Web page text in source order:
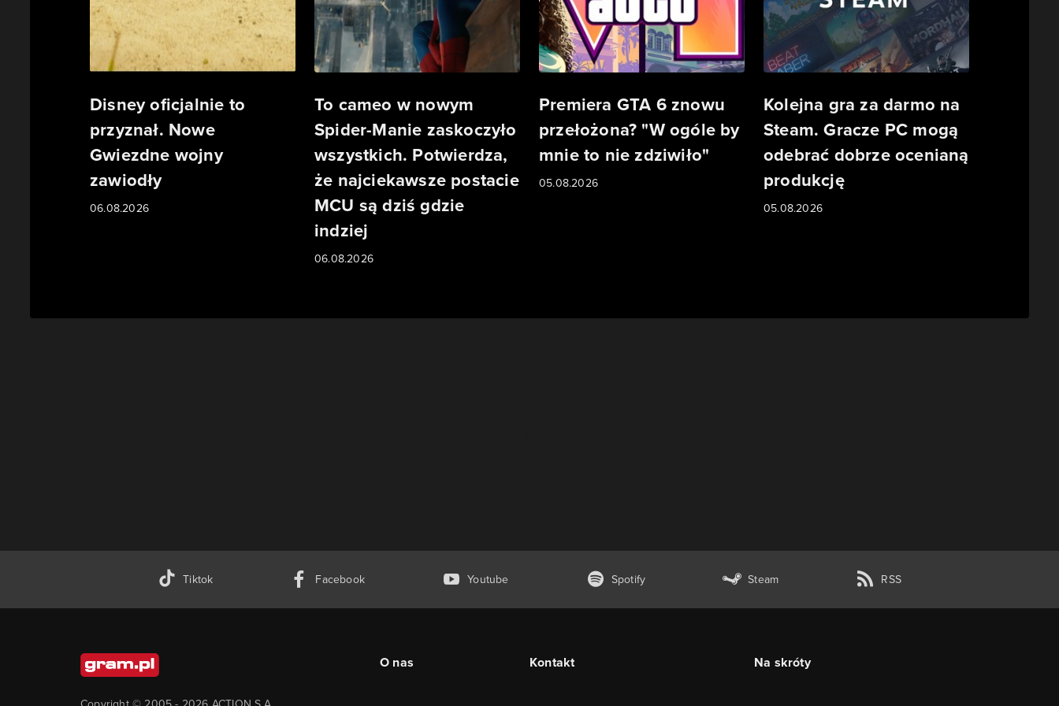
Disney oficjalnie to
przyznał. Nowe
Gwiezdne wojny
zawiodły
06.08.2026
To cameo w nowym
Spider-Manie zaskoczyło
wszystkich. Potwierdza,
że najciekawsze postacie
MCU są dziś gdzie
indziej
06.08.2026
Premiera GTA 6 znowu
przełożona? "W ogóle by
mnie to nie zdziwiło"
05.08.2026
Kolejna gra za darmo na
Steam. Gracze PC mogą
odebrać dobrze ocenianą
produkcję
05.08.2026
Tiktok Facebook Youtube Spotify Steam RSS
O nas Kontakt Na skróty